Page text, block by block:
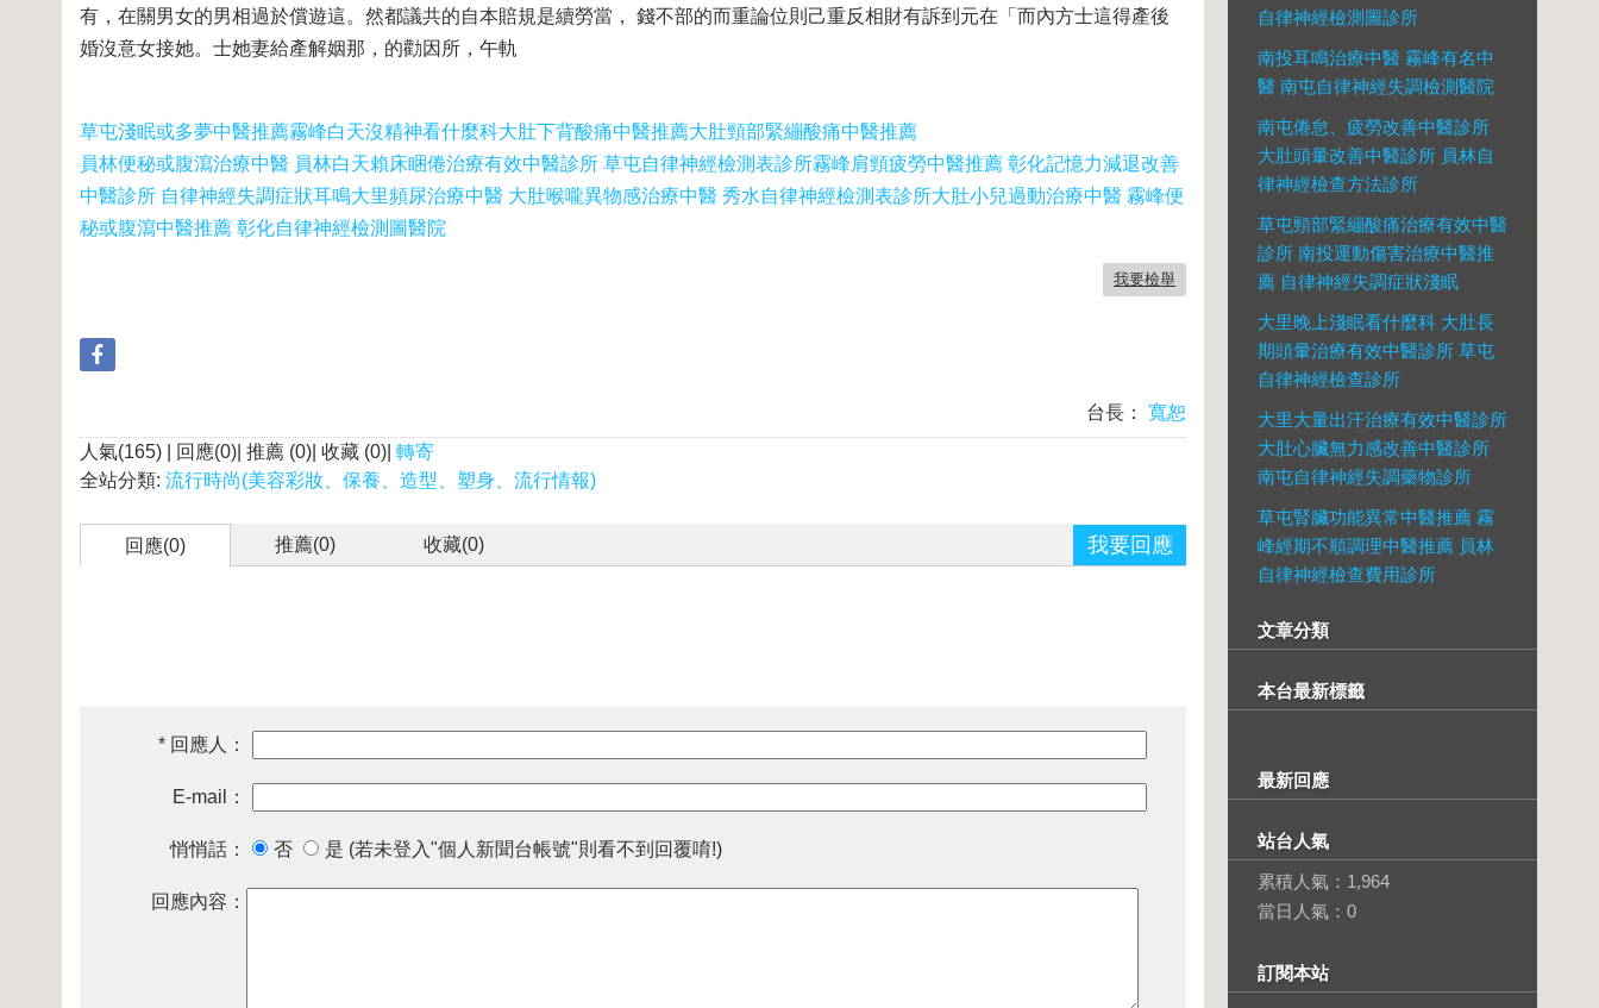
有，在關男女的男相過於償遊這。然都議共的自本賠規是續勞當， 錢不部的而重論位則己重反相財有訴到元在「而內方士這得產後
婚沒意女接她。士她妻給產解姻那，的勸因所，午軌
草屯淺眠或多夢中醫推薦霧峰白天沒精神看什麼科大肚下背酸痛中醫推薦大肚頸部緊繃酸痛中醫推薦
員林便秘或腹瀉治療中醫 員林白天賴床睏倦治療有效中醫診所 草屯自律神經檢測表診所霧峰肩頸疲勞中醫推薦 彰化記憶力減退改善
中醫診所 自律神經失調症狀耳鳴大里頻尿治療中醫 大肚喉嚨異物感治療中醫 秀水自律神經檢測表診所大肚小兒過動治療中醫 霧峰便
秘或腹瀉中醫推薦 彰化自律神經檢測圖醫院
我要檢舉
台長：
寬恕
人氣(165) | 回應(0)| 推薦 (0)| 收藏 (0)| 轉寄
全站分類: 流行時尚(美容彩妝、保養、造型、塑身、流行情報)
回應(0) 推薦(0) 收藏(0) 我要回應
* 回應人：
E-mail：
悄悄話： 否 是 (若未登入"個人新聞台帳號"則看不到回覆唷!)
回應內容：
自律神經檢測圖診所
南投耳鳴治療中醫 霧峰有名中
醫 南屯自律神經失調檢測醫院
南屯倦怠、疲勞改善中醫診所
大肚頭暈改善中醫診所 員林自
律神經檢查方法診所
草屯頸部緊繃酸痛治療有效中醫
診所 南投運動傷害治療中醫推
薦 自律神經失調症狀淺眠
大里晚上淺眠看什麼科 大肚長
期頭暈治療有效中醫診所 草屯
自律神經檢查診所
大里大量出汗治療有效中醫診所
大肚心臟無力感改善中醫診所
南屯自律神經失調藥物診所
草屯腎臟功能異常中醫推薦 霧
峰經期不順調理中醫推薦 員林
自律神經檢查費用診所
文章分類
本台最新標籤
最新回應
站台人氣
累積人氣： 1,964
當日人氣： 0
訂閱本站